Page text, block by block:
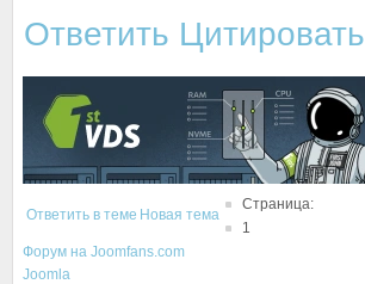
Ответить Цитировать
Ответить в теме Новая тема
Страница:
1
Форум на Joomfans.com
Joomla